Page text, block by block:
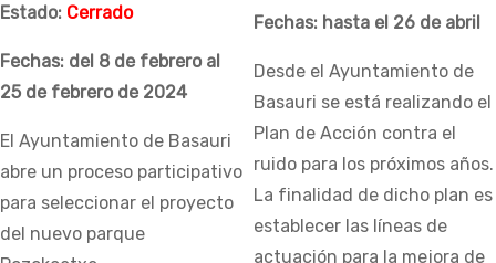
Estado: Cerrado
Fechas: del 8 de febrero al
25 de febrero de 2024
El Ayuntamiento de Basauri
abre un proceso participativo
para seleccionar el proyecto
del nuevo parque
Fechas: hasta el 26 de abril
Desde el Ayuntamiento de
Basauri se está realizando el
Plan de Acción contra el
ruido para los próximos años.
La finalidad de dicho plan es
establecer las líneas de
actuación para la mejora de